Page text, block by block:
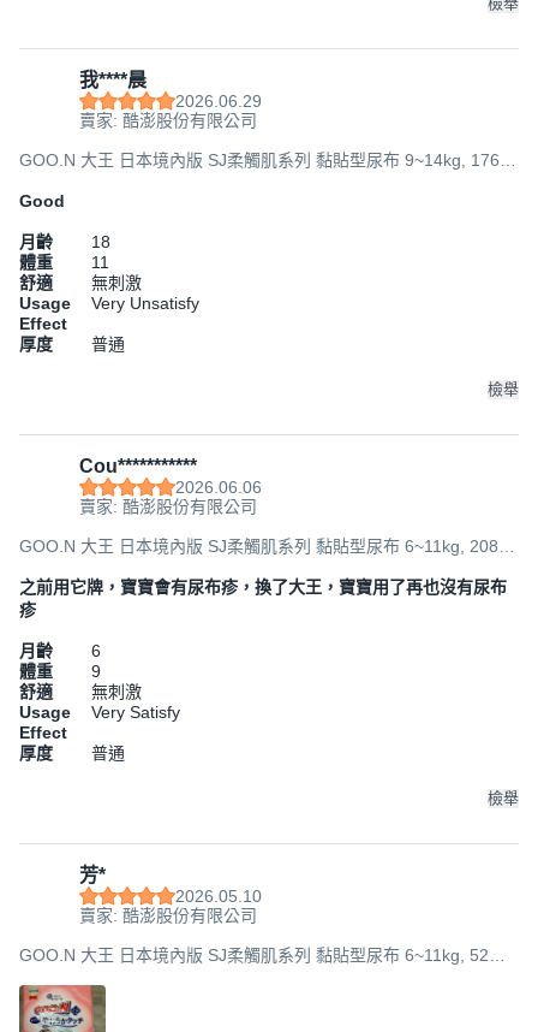
我****晨
2026.06.29
賣家: 酷澎股份有限公司
GOO.N 大王 日本境內版 SJ柔觸肌系列 黏貼型尿布 9~14kg, 176
Good
月齡
18
體重
11
舒適
無刺激
Usage
Effect
Very Unsatisfy
厚度 普通
檢舉
Cou***********
2026.06.06
賣家: 酷澎股份有限公司
GOO.N 大王 日本境內版 SJ柔觸肌系列 黏貼型尿布 6~11kg, 208
之前用它牌，寶寶會有尿布疹，換了大王，寶寶用了再也沒有尿布
疹
月齡
6
體重
9
舒適
無刺激
Usage
Effect
Very Satisfy
厚度 普通
檢舉
芳*
2026.05.10
賣家: 酷澎股份有限公司
GOO.N 大王 日本境內版 SJ柔觸肌系列 黏貼型尿布 6~11kg, 52片,